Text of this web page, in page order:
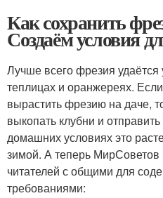
Как сохранить
Создаём условия
Лучше всего фрезия
теплицах и оранжереях.
вырастить фрезию на даче,
выкопать клубни и
домашних условиях это
зимой. А теперь МирСоветов
читателей с общими для
требованиями: